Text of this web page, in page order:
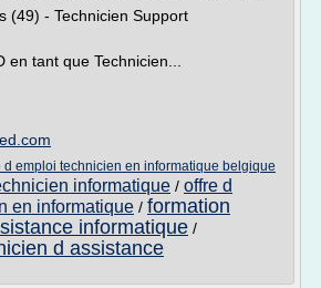
(49) - Technicien Support
en tant que Technicien...
d emploi technicien en informatique belgique
informatique / offre d
en informatique / formation
informatique /
d assistance